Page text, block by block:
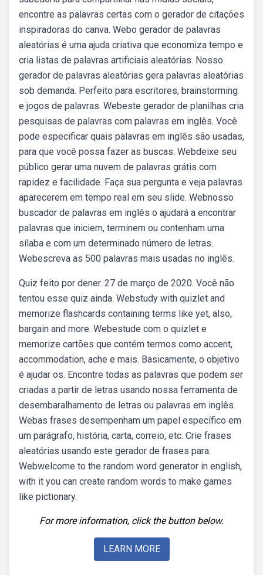
encontre as palavras certas com o gerador de citações
inspiradoras do canva. Webo gerador de palavras
aleatórias é uma ajuda criativa que economiza tempo e
cria listas de palavras artificiais aleatórias. Nosso
gerador de palavras aleatórias gera palavras aleatórias
sob demanda. Perfeito para escritores, brainstorming
e jogos de palavras. Webeste gerador de planilhas cria
pesquisas de palavras com palavras em inglês. Você
pode especificar quais palavras em inglês são usadas,
para que você possa fazer as buscas. Webdeixe seu
público gerar uma nuvem de palavras grátis com
rapidez e facilidade. Faça sua pergunta e veja palavras
aparecerem em tempo real em seu slide. Webnosso
buscador de palavras em inglês o ajudará a encontrar
palavras que iniciem, terminem ou contenham uma
sílaba e com um determinado número de letras.
Webescreva as 500 palavras mais usadas no inglês.
Quiz feito por dener. 27 de março de 2020. Você não
tentou esse quiz ainda. Webstudy with quizlet and
memorize flashcards containing terms like yet, also,
bargain and more. Webestude com o quizlet e
memorize cartões que contém termos como accent,
accommodation, ache e mais. Basicamente, o objetivo
é ajudar os. Encontre todas as palavras que podem ser
criadas a partir de letras usando nossa ferramenta de
desembaralhamento de letras ou palavras em inglês.
Webas frases desempenham um papel específico em
um parágrafo, história, carta, correio, etc. Crie frases
aleatórias usando este gerador de frases para.
Webwelcome to the random word generator in english,
with it you can create random words to make games
like pictionary.
For more information, click the button below.
LEARN MORE